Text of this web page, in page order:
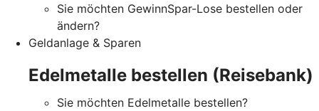
Sie möchten GewinnSpar-Lose bestellen oder
ändern?
Geldanlage & Sparen
Edelmetalle bestellen (Reisebank)
Sie möchten Edelmetalle bestellen?